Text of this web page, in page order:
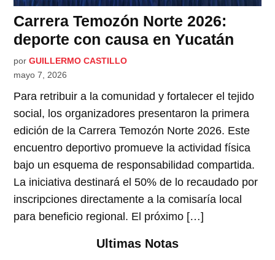
Carrera Temozón Norte 2026:
deporte con causa en Yucatán
por GUILLERMO CASTILLO
mayo 7, 2026
Para retribuir a la comunidad y fortalecer el tejido
social, los organizadores presentaron la primera
edición de la Carrera Temozón Norte 2026. Este
encuentro deportivo promueve la actividad física
bajo un esquema de responsabilidad compartida.
La iniciativa destinará el 50% de lo recaudado por
inscripciones directamente a la comisaría local
para beneficio regional. El próximo […]
Ultimas Notas